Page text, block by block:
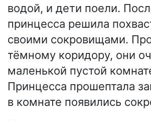
водой, и дети поели.
принцесса решила
своими сокровищами.
тёмному коридору, они
маленькой пустой
Принцесса прошептала
в комнате появились